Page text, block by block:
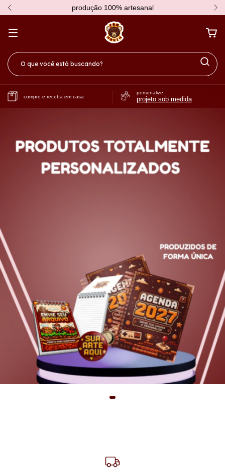
produção 100% artesanal
compre e receba em casa
personalize
projeto sob medida